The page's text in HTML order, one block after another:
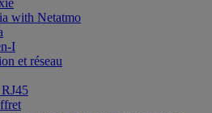
with Netatmo
I
et réseau